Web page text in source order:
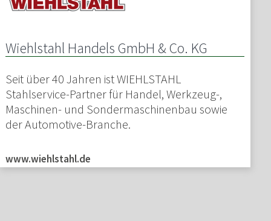
Wiehlstahl Handels GmbH & Co. KG
Seit über 40 Jahren ist WIEHLSTAHL
Stahlservice-Partner für Handel, Werkzeug-,
Maschinen- und Sondermaschinenbau sowie
der Automotive-Branche.
www.wiehlstahl.de